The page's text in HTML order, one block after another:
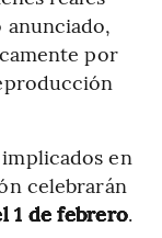
anunciado,
por
en
celebrarán
1 de febrero.